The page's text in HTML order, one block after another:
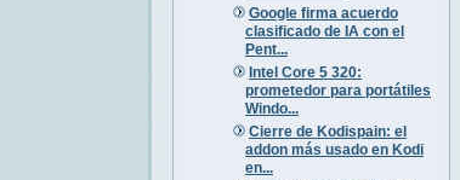
Google firma acuerdo
clasificado de IA con el
Pent...
Intel Core 5 320:
prometedor para portátiles
Windo...
Cierre de Kodispain: el
addon más usado en Kodi
en...